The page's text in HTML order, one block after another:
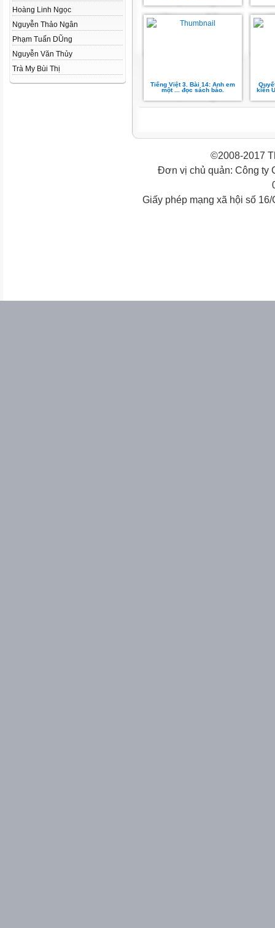
Hoàng Linh Ngọc
Nguyễn Thảo Ngân
Phạm Tuấn DŨng
Nguyễn Văn Thủy
Trà My Bùi Thị
Tiếng Việt 3. Bài 14: Anh em
một ... đọc sách báo.
kiến
©2008-2017
Đơn vị chủ quản: Công ty
Giấy phép mạng xã hội số